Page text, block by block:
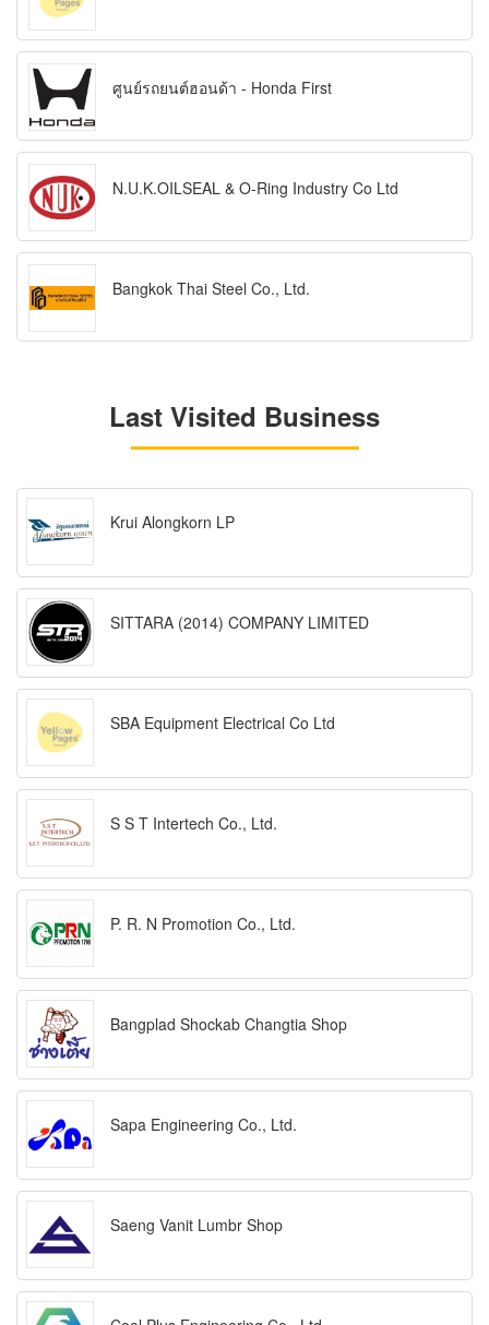
ศูนย์รถยนต์ฮอนด้า - Honda First
N.U.K.OILSEAL & O-Ring Industry Co Ltd
Bangkok Thai Steel Co., Ltd.
Last Visited Business
Krui Alongkorn LP
SITTARA (2014) COMPANY LIMITED
SBA Equipment Electrical Co Ltd
S S T Intertech Co., Ltd.
P. R. N Promotion Co., Ltd.
Bangplad Shockab Changtia Shop
Sapa Engineering Co., Ltd.
Saeng Vanit Lumbr Shop